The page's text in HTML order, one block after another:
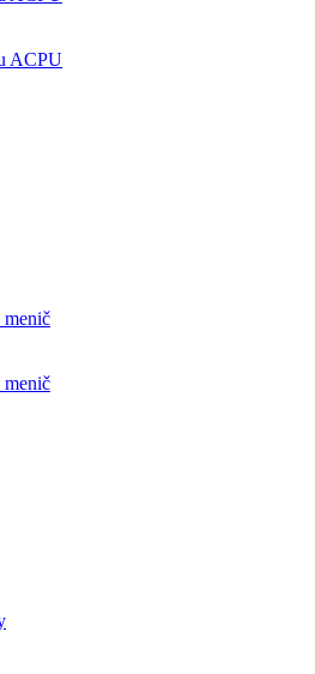
ACPU
menič
menič